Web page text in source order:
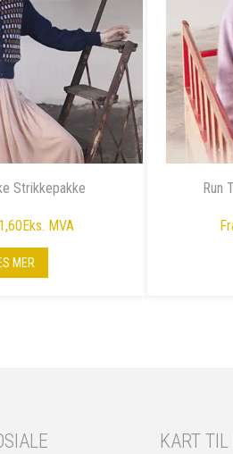
Strikkepakke
Eks. MVA
MER
Run
KART